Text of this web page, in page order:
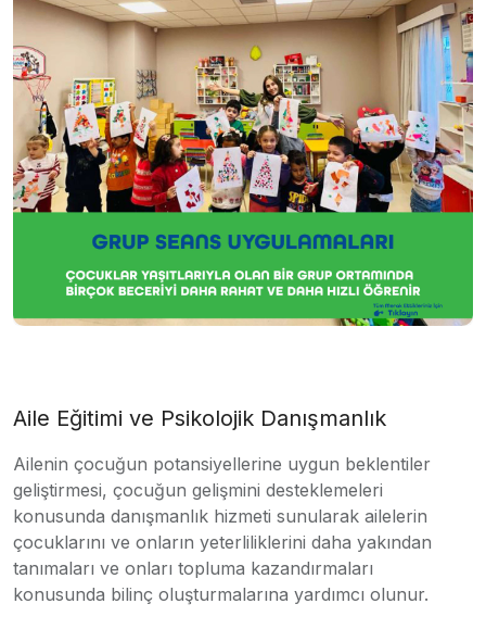
Aile Eğitimi ve Psikolojik Danışmanlık
Ailenin çocuğun potansiyellerine uygun beklentiler
geliştirmesi, çocuğun gelişmini desteklemeleri
konusunda danışmanlık hizmeti sunularak ailelerin
çocuklarını ve onların yeterliliklerini daha yakından
tanımaları ve onları topluma kazandırmaları
konusunda bilinç oluşturmalarına yardımcı olunur.